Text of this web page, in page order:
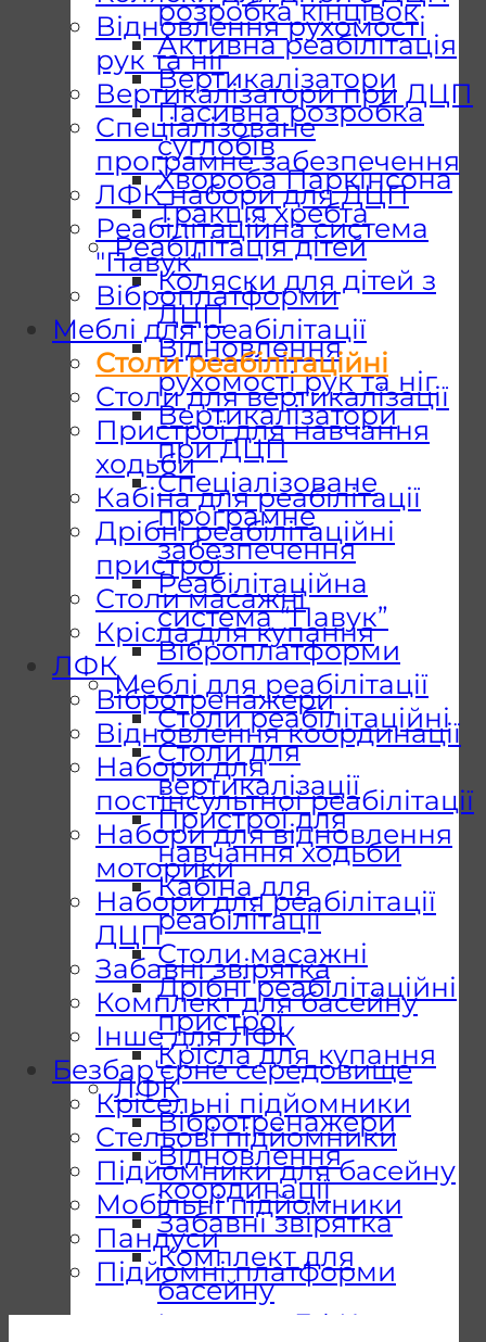
розробка кінцівок
Активна реабілітація
Вертикалізатори
Пасивна розробка
суглобів
Хвороба Паркінсона
Тракція хребта
Реабілітація дітей
Коляски для дітей з
ДЦП
Відновлення
рухомості рук та ніг
Вертикалізатори
при ДЦП
Спеціалізоване
програмне
забезпечення
Реабілітаційна
система “Павук”
Віброплатформи
Меблі для реабілітації
Столи реабілітаційні
Столи для
вертикалізації
Пристрої для
навчання ходьби
Кабіна для
реабілітації
Столи масажні
Дрібні реабілітаційні
пристрої
Крісла для купання
ЛФК
Вібротренажери
Відновлення
координації
Забавні звірятка
Комплект для
басейну
Інше для ЛФК
Відновлення рухомості
рук та ніг
Вертикалізатори при ДЦП
Спеціалізоване
програмне забезпечення
ЛФК набори для ДЦП
Реабілітаційна система
"Павук"
Віброплатформи
Меблі для реабілітації
Столи реабілітаційні
Столи для вертикалізації
Пристрої для навчання
ходьби
Кабіна для реабілітації
Дрібні реабілітаційні
пристрої
Столи масажні
Крісла для купання
ЛФК
Вібротренажери
Відновлення координації
Набори для
постінсультної реабілітації
Набори для відновлення
моторики
Набори для реабілітації
ДЦП
Забавні звірятка
Комплект для басейну
Інше для ЛФК
Безбар'єрне середовище
Крісельні підйомники
Стельові підйомники
Підйомники для басейну
Мобільні підйомники
Пандуси
Підйомні платформи